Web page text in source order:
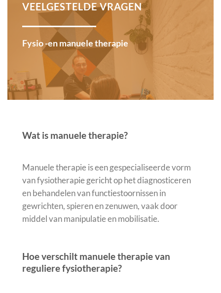
VEELGESTELDE VRAGEN
Fysio -en manuele therapie
Wat is manuele therapie?
Manuele therapie is een gespecialiseerde vorm
van fysiotherapie gericht op het diagnosticeren
en behandelen van functiestoornissen in
gewrichten, spieren en zenuwen, vaak door
middel van manipulatie en mobilisatie.
Hoe verschilt manuele therapie van
reguliere fysiotherapie?